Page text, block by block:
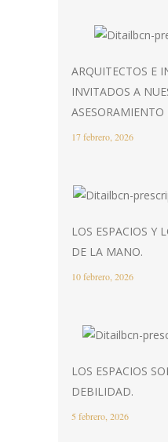
ARQUITECTOS E
INVITADOS A
ASESORAMIENTO
17 febrero, 2026
LOS ESPACIOS Y
DE LA MANO.
10 febrero, 2026
LOS ESPACIOS
DEBILIDAD.
5 febrero, 2026